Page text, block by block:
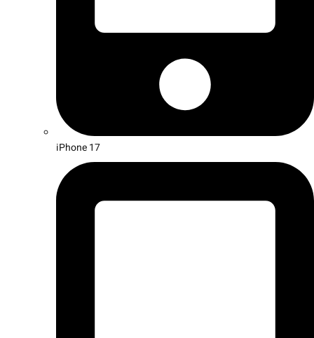
iPhone 17